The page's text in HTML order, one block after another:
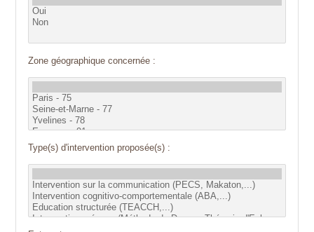
Zone géographique concernée :
Type(s) d'intervention proposée(s) :